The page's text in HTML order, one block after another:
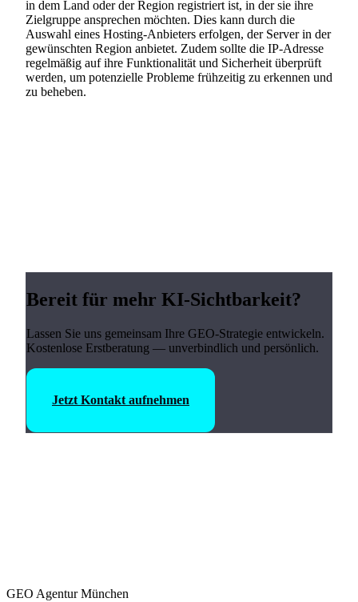
in dem Land oder der Region registriert ist, in der sie ihre
Zielgruppe ansprechen möchten. Dies kann durch die
Auswahl eines Hosting-Anbieters erfolgen, der Server in der
gewünschten Region anbietet. Zudem sollte die IP-Adresse
regelmäßig auf ihre Funktionalität und Sicherheit überprüft
werden, um potenzielle Probleme frühzeitig zu erkennen und
zu beheben.
Bereit für mehr KI-Sichtbarkeit?
Lassen Sie uns gemeinsam Ihre GEO-Strategie entwickeln.
Kostenlose Erstberatung — unverbindlich und persönlich.
Jetzt Kontakt aufnehmen
GEO Agentur München